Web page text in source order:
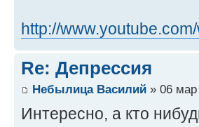
http://
Re: Депрессия
Небылица Василий » 06 мар
Интересно, а кто